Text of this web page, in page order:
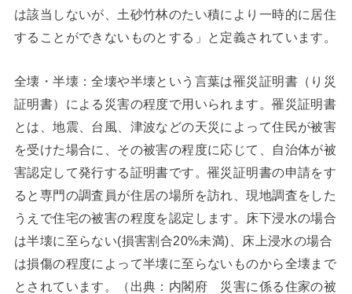
は該当しないが、土砂竹林のたい積により一時的に居住
することができないものとする」と定義されています。
全壊・半壊：全壊や半壊という言葉は罹災証明書（り災
証明書）による災害の程度で用いられます。罹災証明書
とは、地震、台風、津波などの天災によって住民が被害
を受けた場合に、その被害の程度に応じて、自治体が被
害認定して発行する証明書です。罹災証明書の申請をす
ると専門の調査員が住居の場所を訪れ、現地調査をした
うえで住宅の被害の程度を認定します。床下浸水の場合
は半壊に至らない(損害割合20%未満)、床上浸水の場合
は損傷の程度によって半壊に至らないものから全壊まで
とされています。（出典：内閣府 災害に係る住家の被